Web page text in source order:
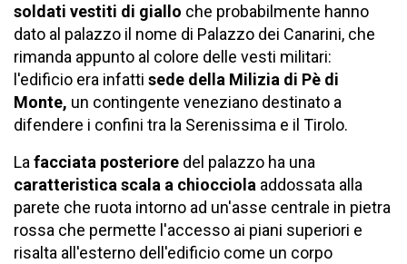
soldati vestiti di giallo che probabilmente hanno
dato al palazzo il nome di Palazzo dei Canarini, che
rimanda appunto al colore delle vesti militari:
l'edificio era infatti sede della Milizia di Pè di
Monte, un contingente veneziano destinato a
difendere i confini tra la Serenissima e il Tirolo.
Lafacciata posteriore del palazzo ha una
caratteristica scala a chiocciola addossata alla
parete che ruota intorno ad un'asse centrale in pietra
rossa che permette l'accesso ai piani superiori e
risalta all'esterno dell'edificio come un corpo